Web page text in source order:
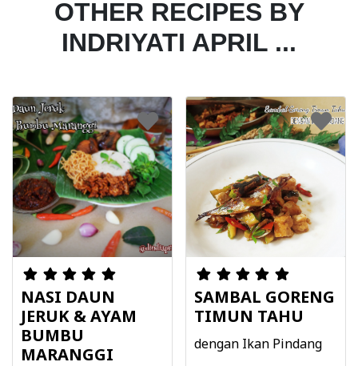
OTHER RECIPES BY
INDRIYATI APRIL ...
NASI DAUN
JERUK & AYAM
BUMBU
MARANGGI
SAMBAL GORENG
TIMUN TAHU
dengan Ikan Pindang